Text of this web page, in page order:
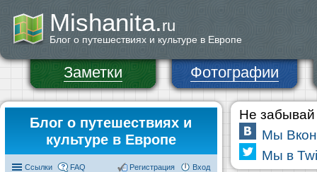
Mishanita.ru
Блог о путешествиях и культуре в Европе
Заметки Фотографии
Блог о путешествиях и
культуре в Европе
Ссылки FAQ Вход
Регистрация
Не забывай
Мы
Мы в